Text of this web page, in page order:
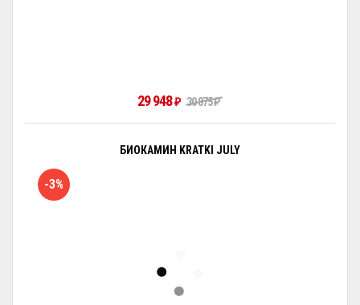
29 948₽ 30 875₽
БИОКАМИН KRATKI JULY
-3%